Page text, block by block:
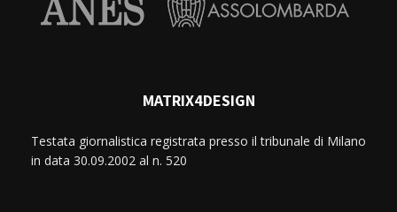
MATRIX4DESIGN
Testata giornalistica registrata presso il tribunale di Milano
in data 30.09.2002 al n. 520